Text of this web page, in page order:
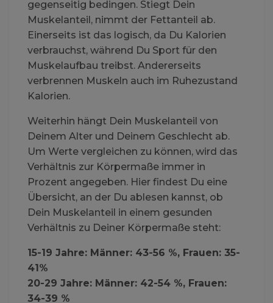
gegenseitig bedingen. Stiegt Dein
Muskelanteil, nimmt der Fettanteil ab.
Einerseits ist das logisch, da Du Kalorien
verbrauchst, während Du Sport für den
Muskelaufbau treibst. Andererseits
verbrennen Muskeln auch im Ruhezustand
Kalorien.
Weiterhin hängt Dein Muskelanteil von
Deinem Alter und Deinem Geschlecht ab.
Um Werte vergleichen zu können, wird das
Verhältnis zur Körpermaße immer in
Prozent angegeben. Hier findest Du eine
Übersicht, an der Du ablesen kannst, ob
Dein Muskelanteil in einem gesunden
Verhältnis zu Deiner Körpermaße steht:
15-19 Jahre: Männer: 43-56 %, Frauen: 35-
41%
20-29 Jahre: Männer: 42-54 %, Frauen:
34-39 %